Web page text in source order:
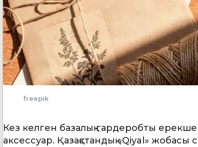
freepik
Кез келген базалық гардеробты ерекше
аксессуар. Қазақстандық «Qiyal»